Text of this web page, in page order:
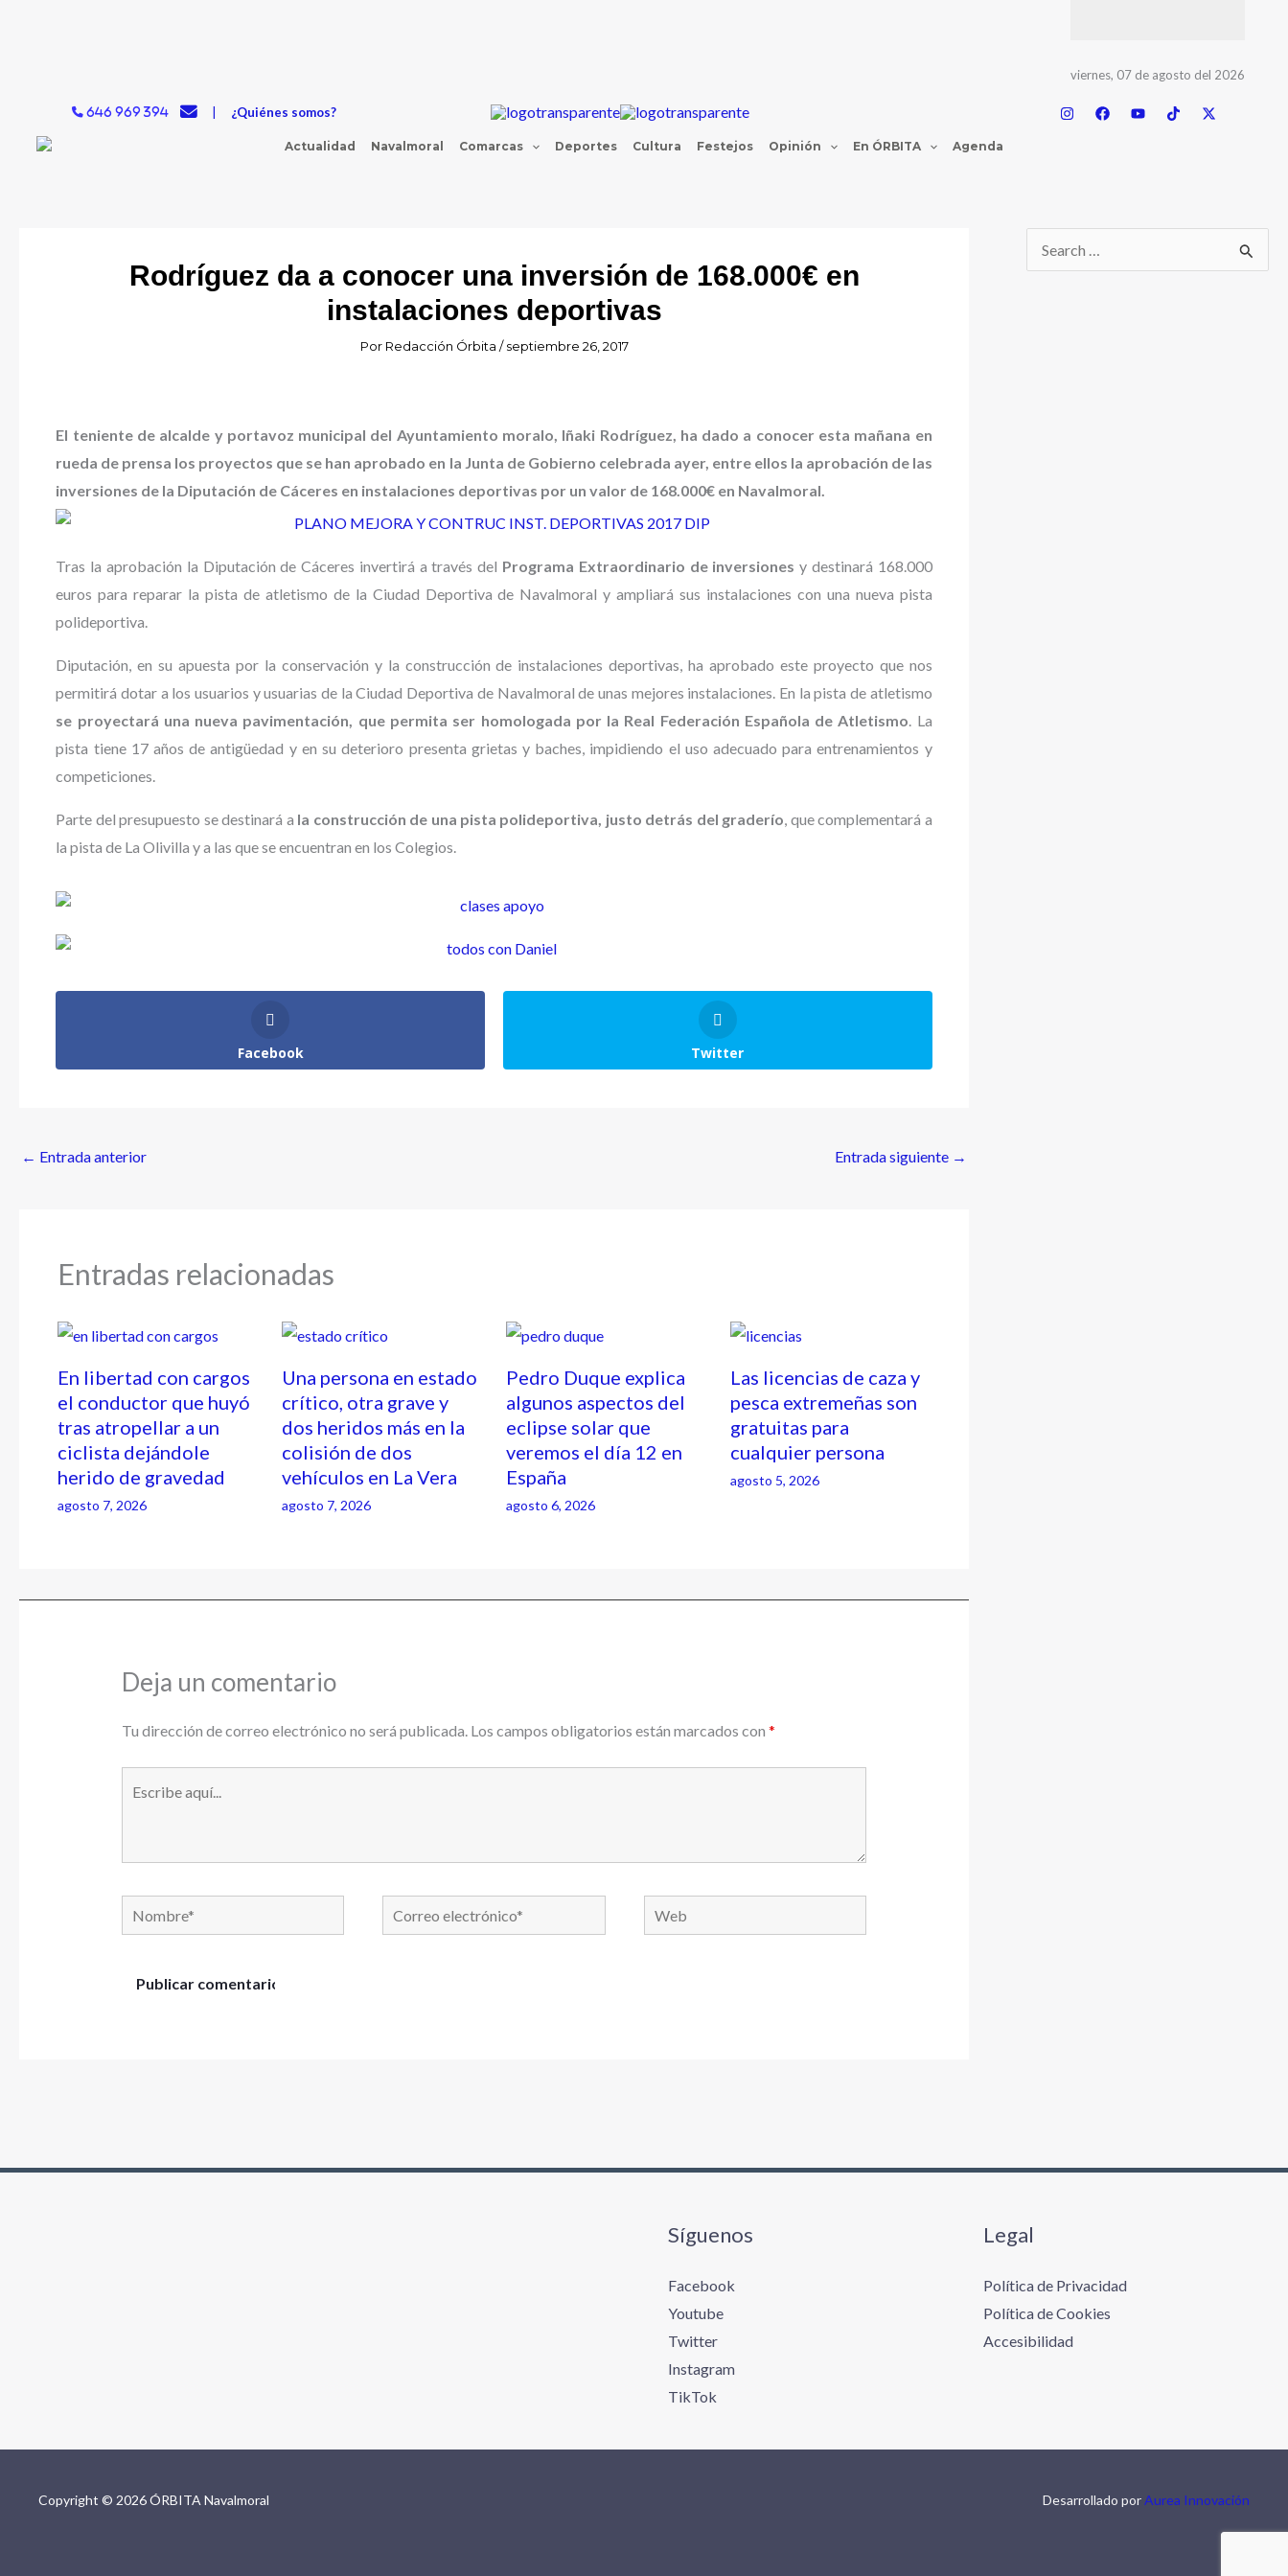
viernes, 07 de agosto del 2026
646 969 394 ¿Quiénes somos?
Actualidad Navalmoral Comarcas Deportes Cultura Festejos Opinión En ÓRBITA Agenda
Rodríguez da a conocer una inversión de 168.000€ en
instalaciones deportivas
Por Redacción Órbita /septiembre 26, 2017
El teniente de alcalde y portavoz municipal del Ayuntamiento moralo, Iñaki Rodríguez, ha dado a conocer esta mañana en
rueda de prensa los proyectos que se han aprobado en la Junta de Gobierno celebrada ayer, entre ellos la aprobación de las
inversiones de la Diputación de Cáceres en instalaciones deportivas por un valor de 168.000€ en Navalmoral.
Tras la aprobación la Diputación de Cáceres invertirá a través del Programa Extraordinario de inversiones y destinará 168.000
euros para reparar la pista de atletismo de la Ciudad Deportiva de Navalmoral y ampliará sus instalaciones con una nueva pista
polideportiva.
Diputación, en su apuesta por la conservación y la construcción de instalaciones deportivas, ha aprobado este proyecto que nos
permitirá dotar a los usuarios y usuarias de la Ciudad Deportiva de Navalmoral de unas mejores instalaciones. En la pista de atletismo
se proyectará una nueva pavimentación, que permita ser homologada por la Real Federación Española de Atletismo. La
pista tiene 17 años de antigüedad y en su deterioro presenta grietas y baches, impidiendo el uso adecuado para entrenamientos y
competiciones.
Parte del presupuesto se destinará a la construcción de una pista polideportiva, justo detrás del graderío, que complementará a
la pista de La Olivilla y a las que se encuentran en los Colegios.
Facebook Twitter
← Entrada anterior Entrada siguiente →
Entradas relacionadas
En libertad con cargos
el conductor que huyó
tras atropellar a un
ciclista dejándole
herido de gravedad
agosto 7, 2026
Una persona en estado
crítico, otra grave y
dos heridos más en la
colisión de dos
vehículos en La Vera
agosto 7, 2026
Pedro Duque explica
algunos aspectos del
eclipse solar que
veremos el día 12 en
España
agosto 6, 2026
Las licencias de caza y
pesca extremeñas son
gratuitas para
cualquier persona
agosto 5, 2026
Deja un comentario
Tu dirección de correo electrónico no será publicada. Los campos obligatorios están marcados con *
Nombre*
Correo
electrónico*
Web
Síguenos
Facebook
Youtube
Twitter
Instagram
TikTok
Legal
Política de Privacidad
Política de Cookies
Accesibilidad
Copyright © 2026 ÓRBITA Navalmoral Desarrollado porAurea Innovación